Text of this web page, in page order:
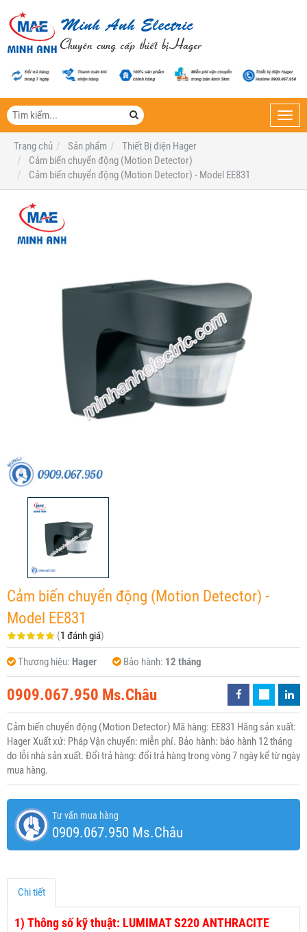
Trang chủ
Sản phẩm
Thiết Bị điện Hager
Cảm biến chuyển động (Motion Detector)
Cảm biến chuyển động (Motion Detector) - Model EE831
Cảm biến chuyển động (Motion Detector) -
Model EE831
(1 đánh giá)
Thương hiệu: Hager Bảo hành: 12 tháng
0909.067.950 Ms.Châu
Cảm biến chuyển động (Motion Detector) Mã hàng: EE831 Hãng sản xuất:
Hager Xuất xứ: Pháp Vận chuyển: miễn phí. Bảo hành: bảo hành 12 tháng
do lỗi nhà sản xuất. Đổi trả hàng: đổi trả hàng trong vòng 7 ngày kể từ ngày
mua hàng.
Tư vấn mua hàng
0909.067.950 Ms.Châu
Chi tiết
1) Thông số kỹ thuật: LUMIMAT S220 ANTHRACITE